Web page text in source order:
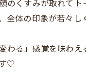
のくすみが取れてト
全体の印象が若々し
わる」感覚を味わえ
♡